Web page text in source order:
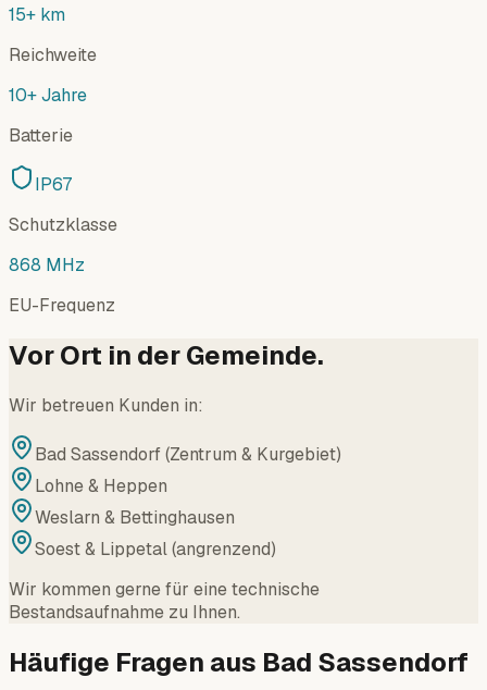
15+ km
Reichweite
10+ Jahre
Batterie
IP67
Schutzklasse
868 MHz
EU-Frequenz
Vor Ort in der Gemeinde.
Wir betreuen Kunden in:
Bad Sassendorf (Zentrum & Kurgebiet)
Lohne & Heppen
Weslarn & Bettinghausen
Soest & Lippetal (angrenzend)
Wir kommen gerne für eine technische
Bestandsaufnahme zu Ihnen.
Häufige Fragen aus Bad Sassendorf